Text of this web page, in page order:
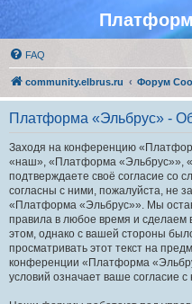
FAQ
community.elbrus.ru Форум
Платформа «Эльбрус» -
Заходя на конференцию
«наш», «Платформа «Эльбрус»»,
подтверждаете своё согласие со
согласны с ними, пожалуйста, не
«Платформа «Эльбрус»». Мы
правила в любое время и сделаем
этом, однако с вашей стороны
просматривать этот текст на
конференции «Платформа
условий означает ваше согласие с